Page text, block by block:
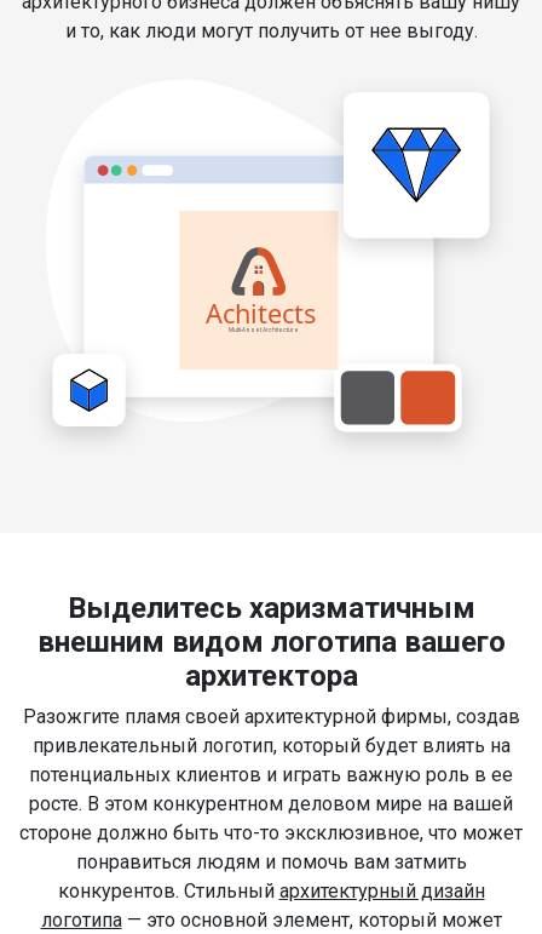
и то, как люди могут получить от нее выгоду.
Выделитесь харизматичным
внешним видом логотипа вашего
архитектора
Разожгите пламя своей архитектурной фирмы, создав
привлекательный логотип, который будет влиять на
потенциальных клиентов и играть важную роль в ее
росте. В этом конкурентном деловом мире на вашей
стороне должно быть что-то эксклюзивное, что может
понравиться людям и помочь вам затмить
конкурентов. Стильный архитектурный дизайн
логотипа— это основной элемент, который может